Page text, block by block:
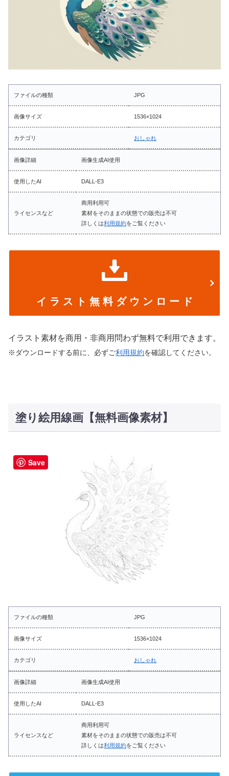
ファイルの種類 JPG
画像サイズ 1536×1024
カテゴリ おしゃれ
画像詳細 画像生成AI使用
使用したAI DALL-E3
ライセンスなど
商用利用可
素材をそのままの状態での販売は不可
詳しくは利用規約をご覧ください
イ ラ ス ト 無 料 ダ ウ ン ロ ー ド
イラスト素材を商用・非商用問わず無料で利用できます。
※ダウンロードする前に、必ずご利用規約を確認してください。
塗り絵用線画【無料画像素材】
ファイルの種類 JPG
画像サイズ 1536×1024
カテゴリ おしゃれ
画像詳細 画像生成AI使用
使用したAI DALL-E3
ライセンスなど
商用利用可
素材をそのままの状態での販売は不可
詳しくは利用規約をご覧ください
Save